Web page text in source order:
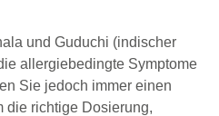
und Guduchi (indischer
allergiebedingte Symptome
Sie jedoch immer einen
die richtige Dosierung,